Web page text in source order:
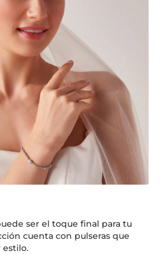
ser el toque final para tu
cuenta con pulseras que
estilo.